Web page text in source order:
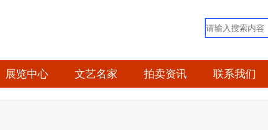
展览中心 文艺名家 拍卖资讯 联系我们